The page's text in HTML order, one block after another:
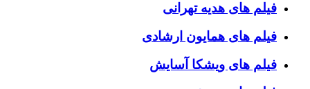
فیلم های هدیه تهرانی
فیلم های همایون ارشادی
فیلم های ویشکا آسایش